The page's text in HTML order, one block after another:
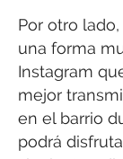
Por otro
una forma
Instagram
mejor
en el barrio
podrá